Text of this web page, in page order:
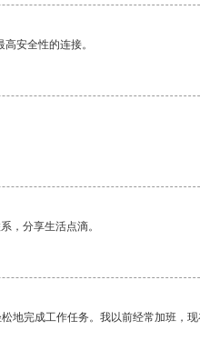
安全性的连接。
，分享生活点滴。
地完成工作任务。我以前经常加班，